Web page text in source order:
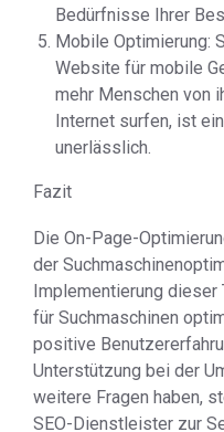
Bedürfnisse Ihrer
Mobile Optimierung:
Website für mobile
mehr Menschen von
Internet surfen, ist
unerlässlich.
Fazit
Die On-Page-
der
Implementierung dieser
für Suchmaschinen
positive
Unterstützung bei der
weitere Fragen haben,
SEO-Dienstleister zur